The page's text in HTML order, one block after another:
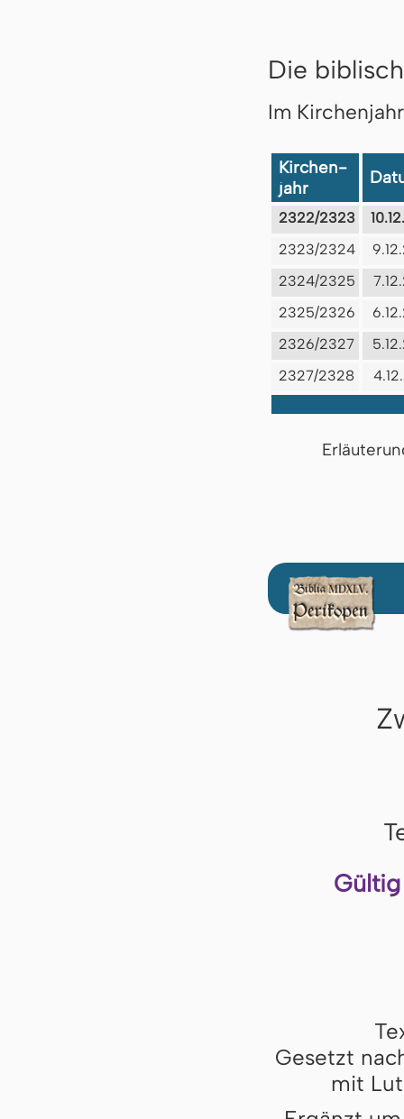
Die
Im
Kirchen-
jahr
2322/2323
2323/2324
2324/2325
2325/2326
2326/2327
2327/2328
Gesetzt
mit